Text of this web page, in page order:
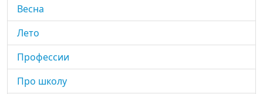
Весна
Лето
Профессии
Про школу